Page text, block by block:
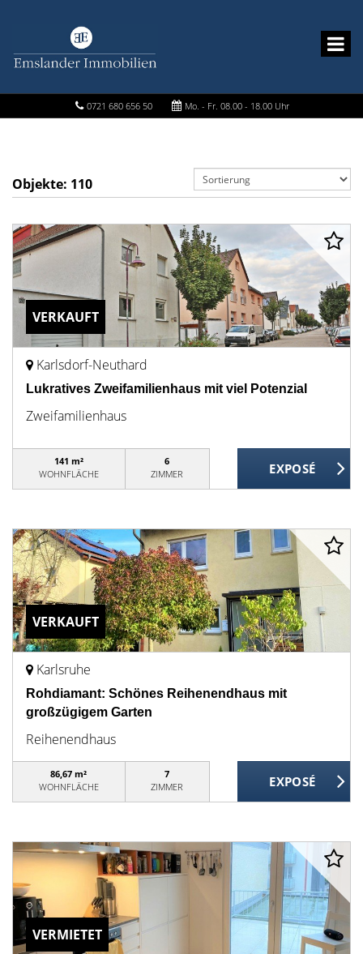
0721 680 656 50 Mo. - Fr. 08.00 - 18.00 Uhr
Objekte: 110
VERKAUFT
Karlsdorf-Neuthard
Lukratives Zweifamilienhaus mit viel Potenzial
Zweifamilienhaus
141 m²
WOHNFLÄCHE
6
ZIMMER
VERKAUFT
Karlsruhe
Rohdiamant: Schönes Reihenendhaus mit
großzügigem Garten
Reihenendhaus
86,67 m²
WOHNFLÄCHE
7
ZIMMER
VERMIETET